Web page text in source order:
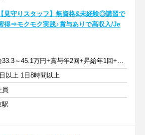
【見守りスタッフ】無資格&未経験◎講習で
得⇒モクモク実践♪賞与ありで高収入/Je
月給33.3～45.1万円+賞与年2回+昇給年1回+交通費全額
以上 1日8時間以上
員
駅